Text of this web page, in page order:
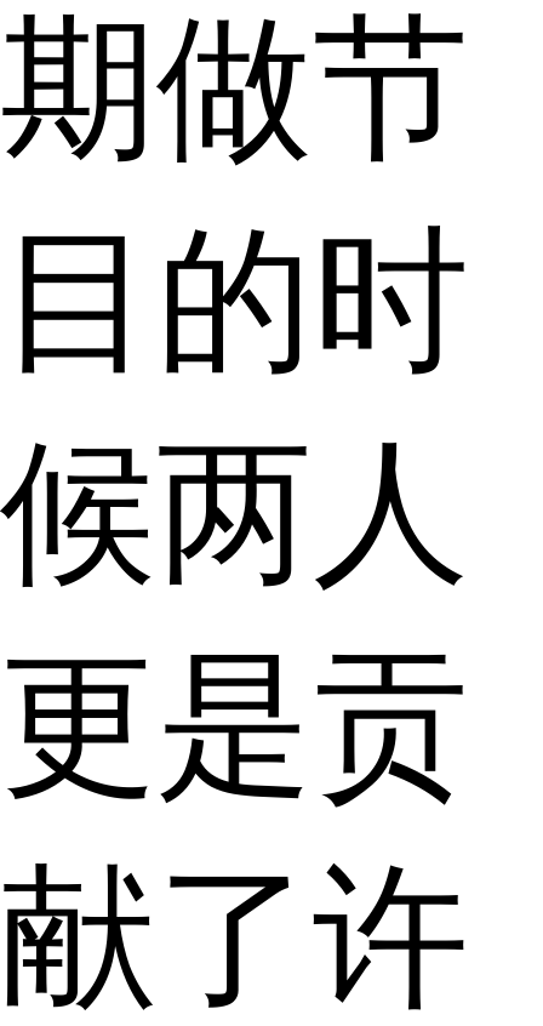
期做节
目的时
候两人
更是贡
献了许